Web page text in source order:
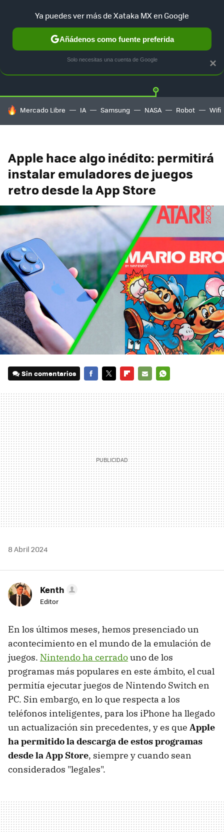
Twitter
HOY SE HABLA DE
Mercado Libre IA Samsung NASA Robot Wifi
Apple hace algo inédito: permitirá
instalar emuladores de juegos
retro desde la App Store
Sin comentarios
MAIL
8 Abril 2024
Kenth
Editor
En los últimos meses, hemos presenciado un
acontecimiento en el mundo de la emulación de
juegos. Nintendo ha cerradouno de los
programas más populares en este ámbito, el cual
permitía ejecutar juegos de Nintendo Switch en
PC. Sin embargo, en lo que respecta a los
teléfonos inteligentes, para los iPhone ha llegado
un actualización sin precedentes, y es que Apple
ha permitido la descarga de estos programas
desde la App Store, siempre y cuando sean
considerados "legales".
×
Ya puedes ver más de Xataka MX en Google
Añádenos como fuente preferida
Solo necesitas una cuenta de Google